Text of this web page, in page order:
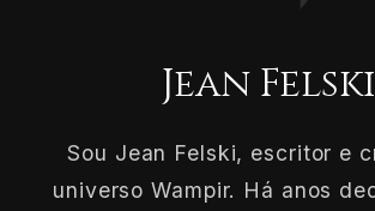
Jean Felski
Sou Jean Felski, escritor e
universo Wampir. Há anos